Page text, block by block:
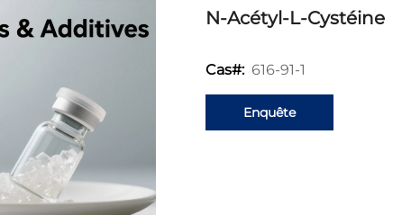
N-Acétyl-L-Cystéine
Cas#: 616-91-1
Enquête